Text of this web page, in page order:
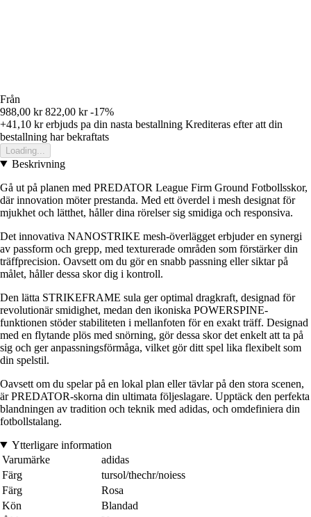
Från
988,00 kr 822,00 kr -17%
+41,10 krerbjuds pa din nasta bestallning Krediteras efter att din
bestallning har bekraftats
Loading...
Beskrivning
Gå ut på planen med PREDATOR League Firm Ground Fotbollsskor,
där innovation möter prestanda. Med ett överdel i mesh designat för
mjukhet och lätthet, håller dina rörelser sig smidiga och responsiva.
Det innovativa NANOSTRIKE mesh-överlägget erbjuder en synergi
av passform och grepp, med texturerade områden som förstärker din
träffprecision. Oavsett om du gör en snabb passning eller siktar på
målet, håller dessa skor dig i kontroll.
Den lätta STRIKEFRAME sula ger optimal dragkraft, designad för
revolutionär smidighet, medan den ikoniska POWERSPINE-
funktionen stöder stabiliteten i mellanfoten för en exakt träff. Designad
med en flytande plös med snörning, gör dessa skor det enkelt att ta på
sig och ger anpassningsförmåga, vilket gör ditt spel lika flexibelt som
din spelstil.
Oavsett om du spelar på en lokal plan eller tävlar på den stora scenen,
är PREDATOR-skorna din ultimata följeslagare. Upptäck den perfekta
blandningen av tradition och teknik med adidas, och omdefiniera din
fotbollstalang.
Ytterligare information
Varumärke
adidas
Färg
tursol/thechr/noiess
Färg
Rosa
Kön
Blandad